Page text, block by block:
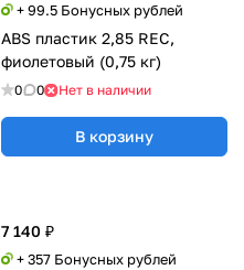
+ 99.5 Бонусных рублей
ABS пластик 2,85 REC,
фиолетовый (0,75 кг)
0 0 Нет в наличии
В корзину
7 140 ₽
+ 357 Бонусных рублей